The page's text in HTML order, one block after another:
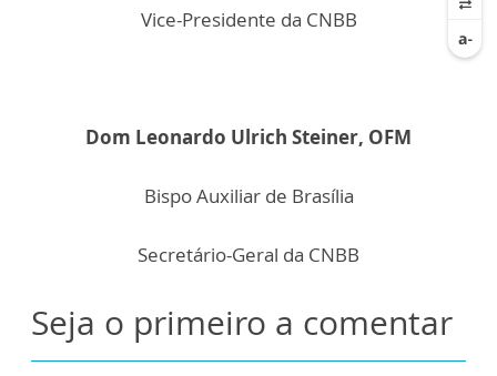
Vice-Presidente da CNBB
Dom Leonardo Ulrich Steiner, OFM
Bispo Auxiliar de Brasília
Secretário-Geral da CNBB
Seja o primeiro a comentar